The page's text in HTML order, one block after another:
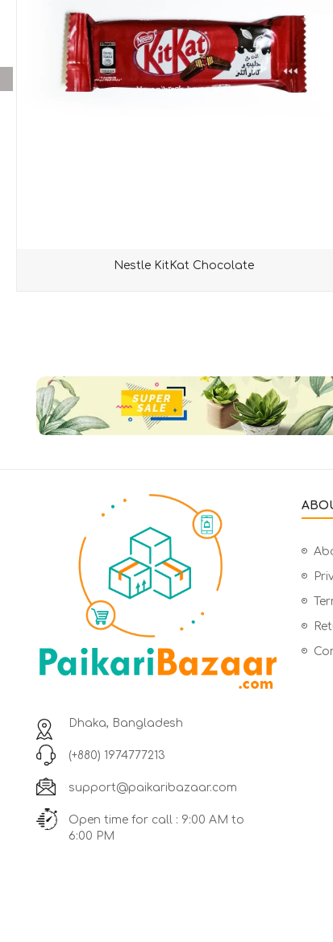
Nestle KitKat Chocolate
Dhaka, Bangladesh
(+880) 1974777213
support@paikaribazaar.com
Open time for call : 9:00 AM to
6:00 PM